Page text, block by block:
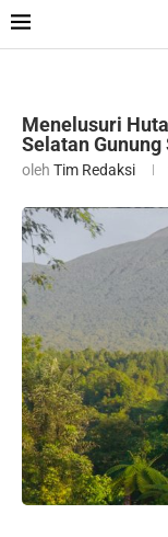
Menelusuri
Selatan
oleh Tim Redaksi